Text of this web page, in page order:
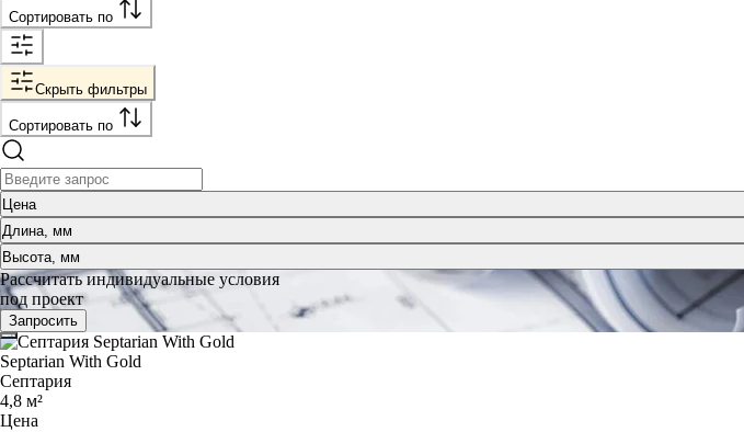
Сортировать по
Скрыть фильтры
Сортировать по
Цена
Длина, мм
Высота, мм
Рассчитать индивидуальные условия
под проект
Запросить
Septarian With Gold
Септария
4,8 м²
Цена